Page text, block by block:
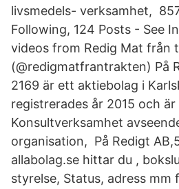
livsmedels- verksamhet,
Following, 124 Posts - See
videos from Redig Mat från
(@redigmatfrantrakten) På
2169 är ett aktiebolag i
registrerades år 2015 och
Konsultverksamhet
organisation, På Redigt
allabolag.se hittar du ,
styrelse, Status, adress mm